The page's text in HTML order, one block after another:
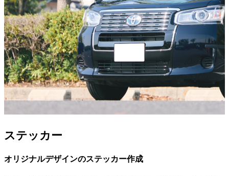
ステッカー
オリジナルデザインのステッカー作成